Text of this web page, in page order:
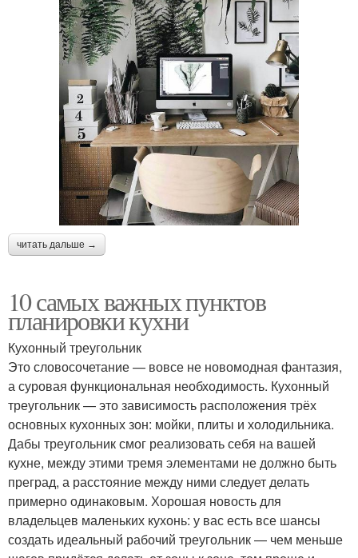
читать дальше →
10 самых важных пунктов
планировки кухни
Кухонный треугольник
Это словосочетание — вовсе не новомодная фантазия,
а суровая функциональная необходимость. Кухонный
треугольник — это зависимость расположения трёх
основных кухонных зон: мойки, плиты и холодильника.
Дабы треугольник смог реализовать себя на вашей
кухне, между этими тремя элементами не должно быть
преград, а расстояние между ними следует делать
примерно одинаковым. Хорошая новость для
владельцев маленьких кухонь: у вас есть все шансы
создать идеальный рабочий треугольник — чем меньше